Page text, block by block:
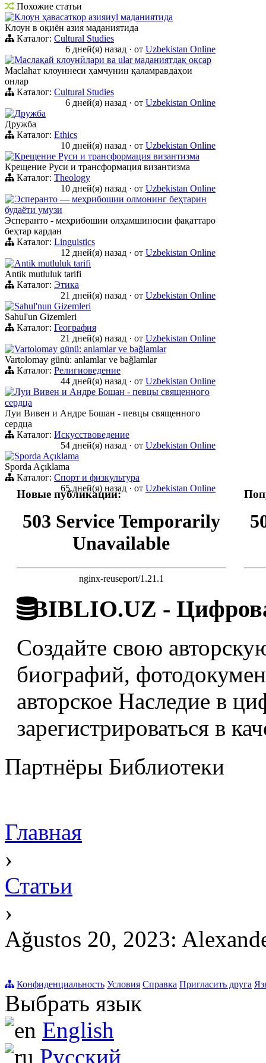
Похожие статьи
Клоун ҳавасаткор азияиyl маданиятида
Клоун в оқиён азия маданиятида
Каталог: Cultural Studies
6 дней(я) назад · от Uzbekistan Online
Маслақай клоунӣлари ва ular маданиятдақ оқсар
Масlahат клоуннеси ҳамчунин қаламравдаҳои
онлар
Каталог: Cultural Studies
6 дней(я) назад · от Uzbekistan Online
Дружба
Дружба
Каталог: Ethics
10 дней(я) назад · от Uzbekistan Online
Крещение Руси и трансформация византизма
Крещение Руси и трансформация византизма
Каталог: Theology
10 дней(я) назад · от Uzbekistan Online
Эсперанто — меҳрибошии олмонинг беҳтарин
будаёти умузи
Эсперанто - меҳрибошии олҳамшиносии фақаттаро
беҳтар кардан
Каталог: Linguistics
12 дней(я) назад · от Uzbekistan Online
Antik mutluluk tarifi
Antik mutluluk tarifi
Каталог: Этика
21 дней(я) назад · от Uzbekistan Online
Sahul'nun Gizemleri
Sahul'un Gizemleri
Каталог: География
21 дней(я) назад · от Uzbekistan Online
Vartolomay günü: anlamlar ve bağlamlar
Vartolomay günü: anlamlar ve bağlamlar
Каталог: Религиоведение
44 дней(я) назад · от Uzbekistan Online
Луи Вивен и Андре Бошан - певцы священного
сердца
Луи Вивен и Андре Бошан - певцы священного
сердца
Каталог: Искусствоведение
54 дней(я) назад · от Uzbekistan Online
Sporda Açıklama
Sporda Açıklama
Каталог: Спорт и физкультура
65 дней(я) назад · от Uzbekistan Online
Новые публикации:
503 Service Temporarily
Unavailable
nginx-reuseport/1.21.1
BIBLIO.UZ -
Создайте свою
биографий,
авторское Наследие в
зарегистрироваться в
Партнёры Библиотеки
Главная
›
Статьи
›
Ağustos 20, 2023:
Конфиденциальность Условия Справка Пригласить друга
Выбрать язык
English
Русский